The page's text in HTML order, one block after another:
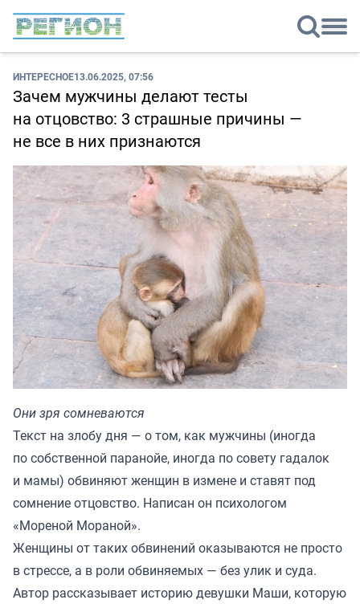
ИНТЕРЕСНОЕ13.06.2025, 07:56
Зачем мужчины делают тесты
на отцовство: 3 страшные причины —
не все в них признаются
Они зря сомневаются
Текст на злобу дня — о том, как мужчины (иногда
по собственной паранойе, иногда по совету гадалок
и мамы) обвиняют женщин в измене и ставят под
сомнение отцовство. Написан он психологом
«Мореной Мораной».
Женщины от таких обвинений оказываются не просто
в стрессе, а в роли обвиняемых — без улик и суда.
Автор рассказывает историю девушки Маши, которую